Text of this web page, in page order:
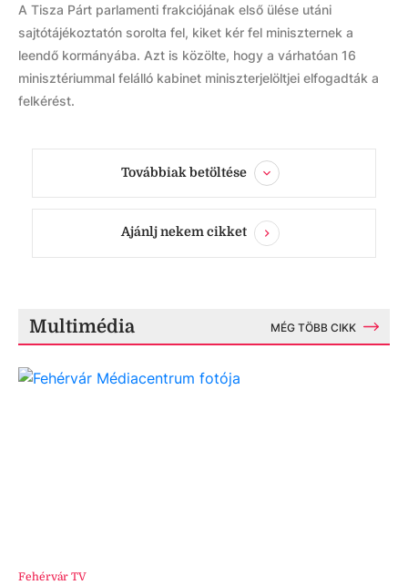
A Tisza Párt parlamenti frakciójának első ülése utáni
sajtótájékoztatón sorolta fel, kiket kér fel miniszternek a
leendő kormányába. Azt is közölte, hogy a várhatóan 16
minisztériummal felálló kabinet miniszterjelöltjei elfogadták a
felkérést.
Továbbiak betöltése
Ajánlj nekem cikket
Multimédia MÉG TÖBB CIKK
Fehérvár TV